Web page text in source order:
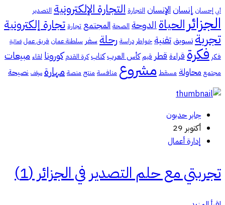
أبي إحسان إنسانالإنسان التجارة التجارة الإلكترونية التصدير
الجزائر الحياةالدوحة الصحة المجتمع تجارة تجارة إلكترونية
تجربة تسويقتقنية خواطر دراسة رحلة سفر سلطنة عمان فريق عمل فعالية
فكر فكرة قراءة قطر قيم كأس العرب كتاب كرة القدم كورونا لقاء مبيعات
مجتمع محاولة مسقط مشروع منافسة منتج منصة مهارة موقف نصيحة
جابر حدبون
أكتوبر 29
إدارة أعمال
تجربتي مع حلم التصدير في الجزائر (1)